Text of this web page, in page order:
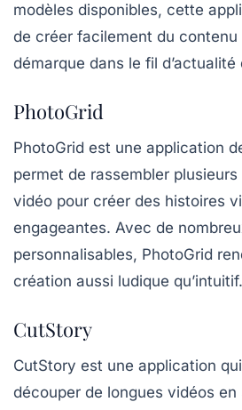
modèles disponibles, cette
de créer facilement du
démarque dans le fil
PhotoGrid
PhotoGrid est une application
permet de rassembler
vidéo pour créer des histoires
engageantes. Avec de
personnalisables, PhotoGrid
création aussi ludique qu’intuitif.
CutStory
CutStory est une application
découper de longues vidéos en